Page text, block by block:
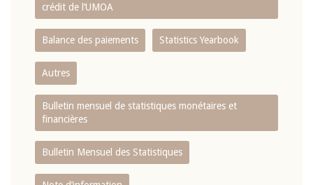
crédit de l‘UMOA
Balance des paiements Statistics Yearbook
Autres
Bulletin mensuel de statistiques monétaires et
financières
Bulletin Mensuel des Statistiques